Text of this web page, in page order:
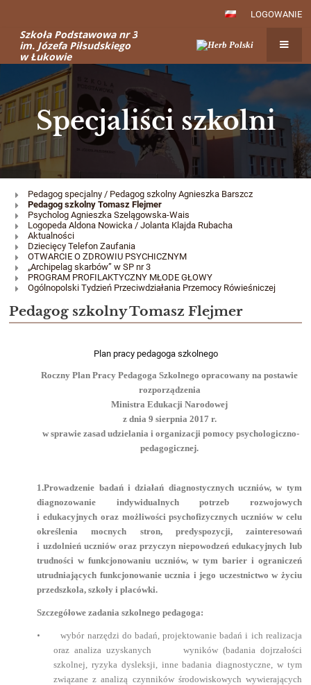
LOGOWANIE
Szkoła Podstawowa nr 3
im. Józefa Piłsudskiego
w Łukowie
Specjaliści szkolni
Specjaliści
szkolni
Pedagog specjalny / Pedagog szkolny Agnieszka Barszcz
Pedagog szkolny Tomasz Flejmer
Psycholog Agnieszka Szelągowska-Wais
Logopeda Aldona Nowicka / Jolanta Klajda Rubacha
Aktualności
Dziecięcy Telefon Zaufania
OTWARCIE O ZDROWIU PSYCHICZNYM
„Archipelag skarbów” w SP nr 3
PROGRAM PROFILAKTYCZNY MŁODE GŁOWY
Ogólnopolski Tydzień Przeciwdziałania Przemocy Rówieśniczej
Pedagog szkolny Tomasz Flejmer
Plan pracy pedagoga szkolnego
Roczny Plan Pracy Pedagoga Szkolnego opracowany na postawie
rozporządzenia
Ministra Edukacji Narodowej
z dnia 9 sierpnia 2017 r.
w sprawie zasad udzielania i organizacji pomocy psychologiczno-
pedagogicznej.
1.Prowadzenie badań i działań diagnostycznych uczniów, w tym
diagnozowanie indywidualnych potrzeb rozwojowych
i edukacyjnych oraz możliwości psychofizycznych uczniów w celu
określenia mocnych stron, predyspozycji, zainteresowań
i uzdolnień uczniów oraz przyczyn niepowodzeń edukacyjnych lub
trudności w funkcjonowaniu uczniów, w tym barier i ograniczeń
utrudniających funkcjonowanie ucznia i jego uczestnictwo w życiu
przedszkola, szkoły i placówki.
Szczegółowe zadania szkolnego pedagoga:
•wybór narzędzi do badań, projektowanie badań i ich realizacja
oraz analiza uzyskanych wyników (badania dojrzałości
szkolnej, ryzyka dysleksji, inne badania diagnostyczne, w tym
związane z analizą czynników środowiskowych wywierających